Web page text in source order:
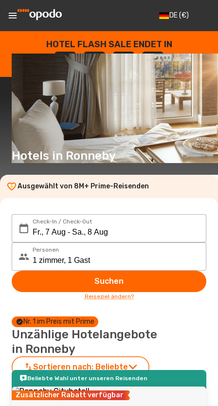
DE(€)
HOTEL FLASH SALE ENDET IN
--
TAGE
: --
STUNDEN
: --
SEKUNDEN
Hotels in Ronneby
Ausgewählt von 8M+ Prime-Reisenden
Check-In / Check-Out
Personen
Suchen
Reiseziel ändern?
Nr. 1 im Preis mit Prime
Unzählige Hotelangebote
in Ronneby
Sortieren nach: Beliebte
Beliebte Wahl unter unseren Reisenden
Zusätzlicher Rabatt verfügbar